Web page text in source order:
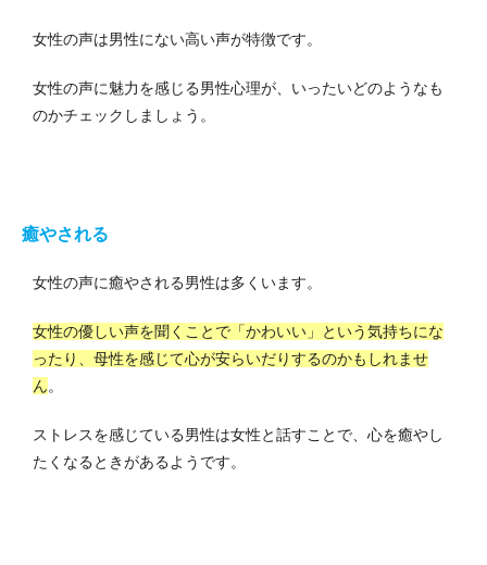
女性の声は男性にない高い声が特徴です。
女性の声に魅力を感じる男性心理が、いったいどのようなも
のかチェックしましょう。
癒やされる
女性の声に癒やされる男性は多くいます。
女性の優しい声を聞くことで「かわいい」という気持ちにな
ったり、母性を感じて心が安らいだりするのかもしれませ
ん。
ストレスを感じている男性は女性と話すことで、心を癒やし
たくなるときがあるようです。